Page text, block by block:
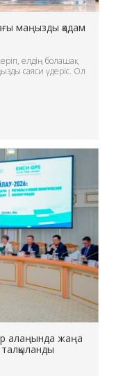
маңызды қадам
елдің болашақ
саяси үдеріс. Ол
алаңында жаңа